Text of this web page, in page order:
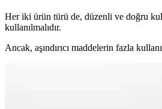
Her iki ürün türü de, düzenli ve doğru
kullanılmalıdır.
Ancak, aşındırıcı maddelerin fazla